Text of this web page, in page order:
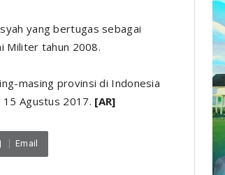
yang bertugas sebagai
Militer tahun 2008.
masing provinsi di Indonesia
15 Agustus 2017. [AR]
Email